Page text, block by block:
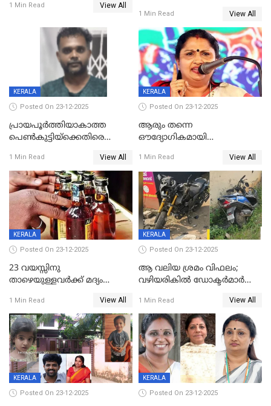
രൂക്ഷം
1 Min Read View All
ഗുരുതരാവസ്ഥയിൽ
1 Min Read View All
KERALA
Posted On 23-12-2025
പ്രായപൂർത്തിയാകാത്ത
പെൺകുട്ടിയ്ക്കെതിരെ
59 വർഷം തടവും 90,൦൦൦ രൂപ
പിഴയും ശിക്ഷ
1 Min Read View All
KERALA
Posted On 23-12-2025
ആരും തന്നെ
ഔദ്യോഗികമായി
കണ്ടെത്താൻ ഇന്ന് കോർ
കമ്മിറ്റി കൂടിയില്ല';
അതൃപ്തിയുമായി ദീപ്തി മേരി
വർഗീസ്
1 Min Read View All
KERALA
Posted On 23-12-2025
23 വയസ്സിനു
താഴെയുള്ളവർക്ക് മദ്യം
നടപടി;സ്ഥാപനങ്ങൾക്കെതിരെ
രണ്ട് കേസുകൾ
1 Min Read View All
KERALA
Posted On 23-12-2025
ആ വലിയ ശ്രമം വിഫലം;
വഴിയരികില്‍ ‌ഡോക്ടര്‍മാര്‍
മരണത്തിന് കീഴടങ്ങി
1 Min Read View All
KERALA
Posted On 23-12-2025
KERALA
Posted On 23-12-2025